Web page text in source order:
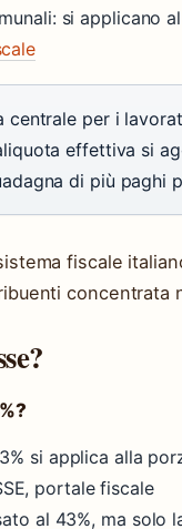
si applicano
centrale per i
effettiva si
di più paghi
fiscale
concentrata
si applica alla
portale fiscale
al 43%, ma solo